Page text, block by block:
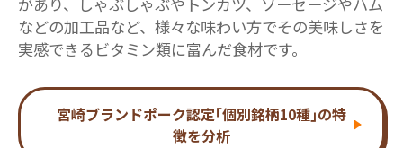
などの加工品など、様々な味わい方でその美味しさを
実感できるビタミン類に富んだ食材です。
宮崎ブランドポーク認定｢個別銘柄10種｣の特
徴を分析